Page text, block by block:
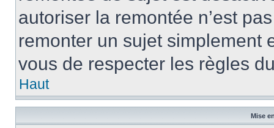
autoriser la remontée n’est
remonter un sujet simplement
vous de respecter les règles
Haut
Mise